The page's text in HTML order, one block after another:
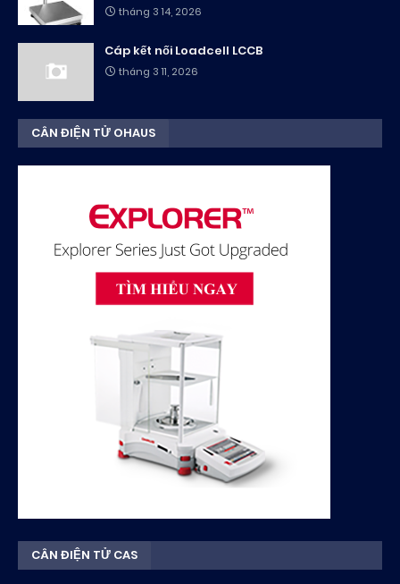
tháng 3 14, 2026
Cáp kết nối Loadcell LCCB
tháng 3 11, 2026
CÂN ĐIỆN TỬ OHAUS
CÂN ĐIỆN TỬ CAS